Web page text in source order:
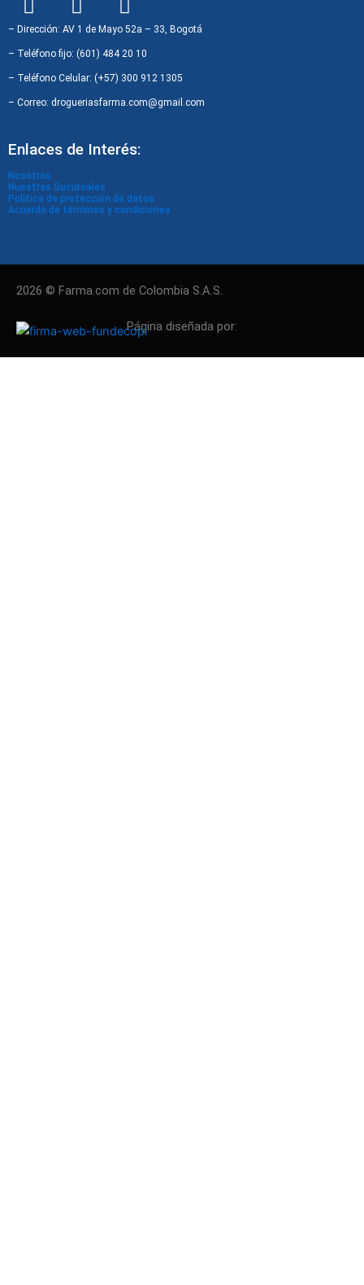
a
c
e
b
o
k
n
s
t
a
g
m
h
a
t
s
a
p
– Dirección: AV 1 de Mayo 52a – 33, Bogotá
– Teléfono fijo: (601) 484 20 10
– Teléfono Celular: (+57) 300 912 1305
– Correo: drogueriasfarma.com@gmail.com
Enlaces de Interés:
Nosotros
Nuestras Sucursales
Política de protección de datos
Acuerdo de términos y condiciones
2026 © Farma.com de Colombia S.A.S.
Página diseñada por: